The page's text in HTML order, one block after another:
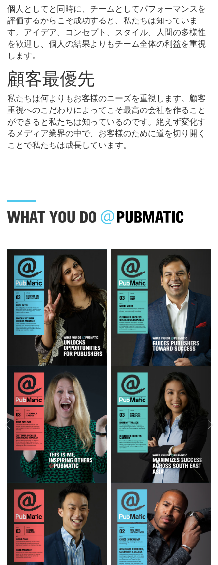
個人としてと同時に、チームとしてパフォーマンスを
評価するからこそ成功すると、私たちは知っていま
す。アイデア、コンセプト、スタイル、人間の多様性
を歓迎し、個人の結果よりもチーム全体の利益を重視
します。
顧客最優先
私たちは何よりもお客様のニーズを重視します。顧客
重視へのこだわりによってこそ最高の会社を作ること
ができると私たちは知っているのです。絶えず変化す
るメディア業界の中で、お客様のために道を切り開く
ことで私たちは成長しています。
WHAT YOU DO
Previous Next